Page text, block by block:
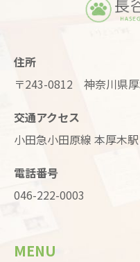
住所
〒243-0812 神奈川県
交通アクセス
小田急小田原線 本厚木
電話番号
046-222-0003
MENU